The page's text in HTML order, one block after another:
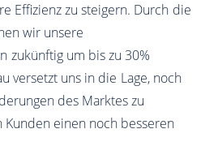
Effizienz zu steigern. Durch die
wir unsere
zukünftig um bis zu 30%
versetzt uns in die Lage, noch
des Marktes zu
Kunden einen noch besseren